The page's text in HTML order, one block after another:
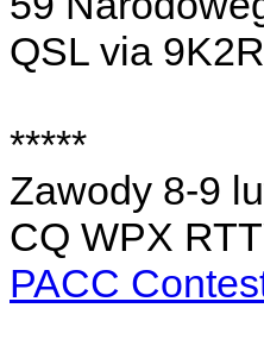
QSL via
*****
Zawody 8-9
CQ WPX
PACC